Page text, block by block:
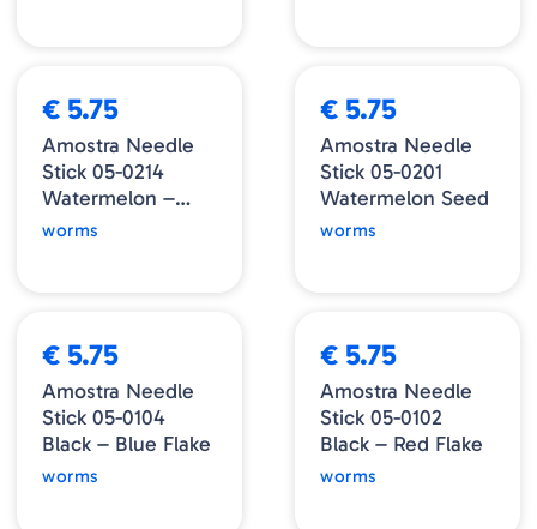
€ 5.75
Amostra Needle
Stick 05-0214
Watermelon –
Black/Red Flake
worms
€ 5.75
Amostra Needle
Stick 05-0201
Watermelon Seed
worms
€ 5.75
Amostra Needle
Stick 05-0104
Black – Blue Flake
worms
€ 5.75
Amostra Needle
Stick 05-0102
Black – Red Flake
worms